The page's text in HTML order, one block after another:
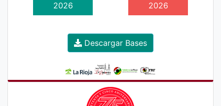
2026
2026
Descargar Bases